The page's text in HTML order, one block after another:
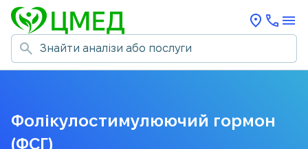
Фолікулостимулюючий гормон
(ФСГ)